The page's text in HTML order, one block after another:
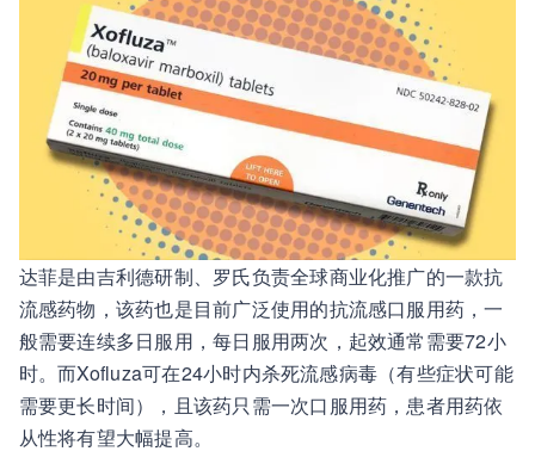
达菲是由吉利德研制、罗氏负责全球商业化推广的一款抗
流感药物，该药也是目前广泛使用的抗流感口服用药，一
般需要连续多日服用，每日服用两次，起效通常需要72小
时。而Xofluza可在24小时内杀死流感病毒（有些症状可能
需要更长时间），且该药只需一次口服用药，患者用药依
从性将有望大幅提高。